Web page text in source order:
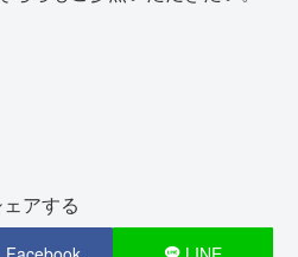
ェアする